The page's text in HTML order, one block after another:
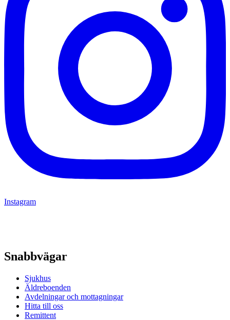
Instagram
Snabbvägar
Sjukhus
Äldreboenden
Avdelningar och mottagningar
Hitta till oss
Remittent